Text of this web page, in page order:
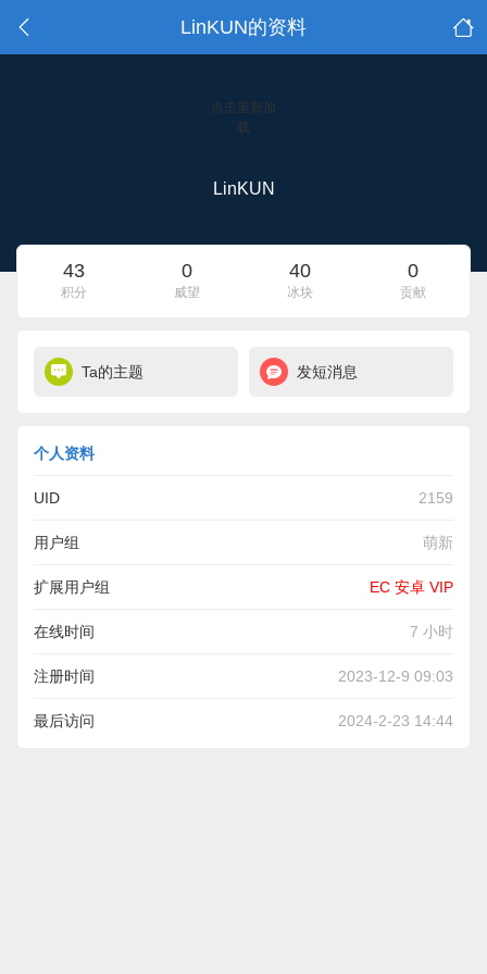
LinKUN的资料
点击重新加
载
LinKUN
43
积分
0
威望
40
冰块
0
贡献
Ta的主题 发短消息
个人资料
UID 2159
用户组 萌新
扩展用户组 EC 安卓 VIP
在线时间 7 小时
注册时间 2023-12-9 09:03
最后访问 2024-2-23 14:44